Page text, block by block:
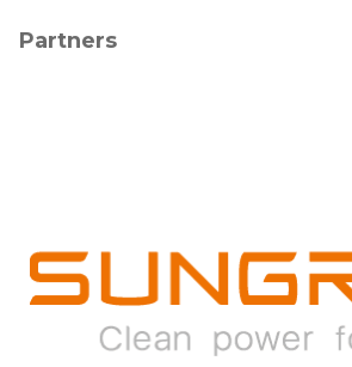
Partners